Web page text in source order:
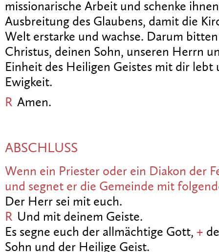
missionarische Arbeit und schenke
Ausbreitung des Glaubens, damit die
Welt erstarke und wachse. Darum
Christus, deinen Sohn, unseren Herrn
Einheit des Heiligen Geistes mit dir lebt
Ewigkeit.
R Amen.
ABSCHLUSS
Wenn ein Priester oder ein Diakon der
und segnet er die Gemeinde mit
Der Herr sei mit euch.
R Und mit deinem Geiste.
Es segne euch der allmächtige Gott, +
Sohn und der Heilige Geist.